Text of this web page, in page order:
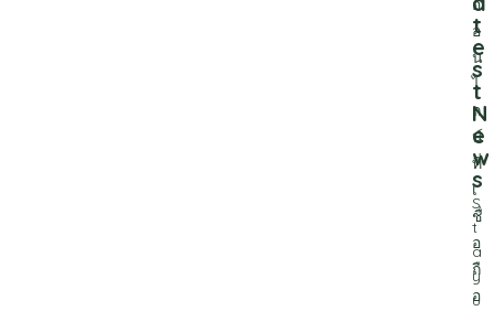
อ
อ
น
ไ
ล
น์
ที่
เ
ชื่
อ
ถื
อ
t
e
s
t
N
e
w
s
S
t
a
y
u